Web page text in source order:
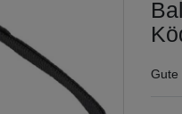
Gute